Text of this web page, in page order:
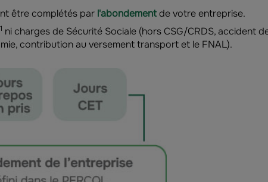
être complétés par l'abondementde votre entreprise.
1 ni charges de Sécurité Sociale (hors CSG/CRDS, accident
contribution au versement transport et le FNAL).